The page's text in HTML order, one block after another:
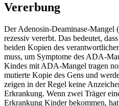
Vererbung
Der Adenosin-Deaminase-
rezessiv vererbt. Das bedeutet,
beiden Kopien des
muss, um Symptome des ADA-
Kindes mit ADA-Mangel tragen
mutierte Kopie des Gens und
zeigen in der Regel keine
Erkrankung. Wenn zwei Träger
Erkrankung Kinder bekommen,